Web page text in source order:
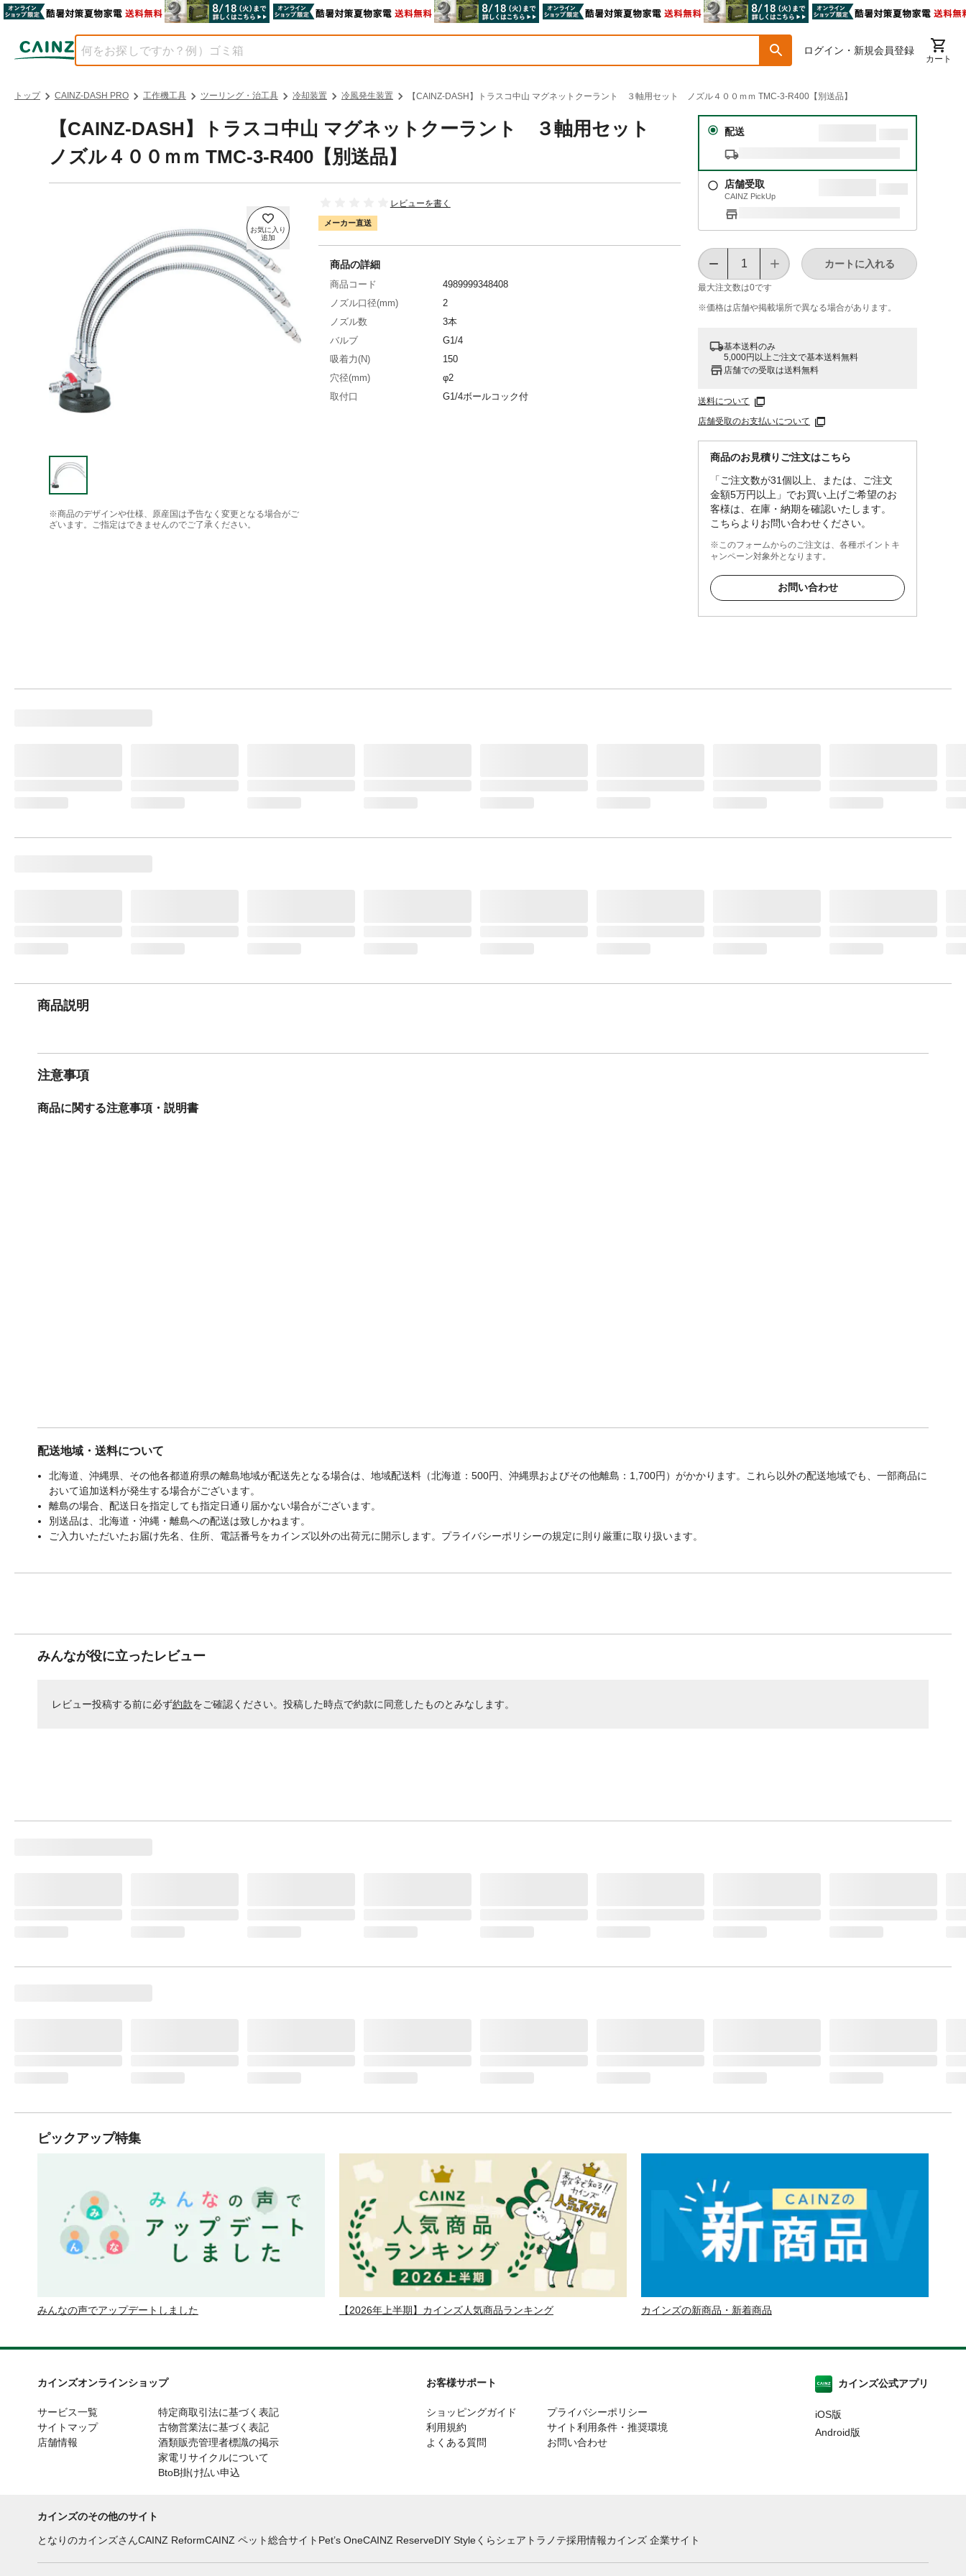
ログイン・新規会員登録
カート
トップ CAINZ-DASH PRO 工作機工具 ツーリング・治工具 冷却装置 冷風発生装置 【CAINZ-DASH】トラスコ中山 マグネットクーラント ３軸用セット ノズル４００ｍｍ TMC-3-R400【別送品】
【CAINZ-DASH】トラスコ中山 マグネットクーラント ３軸用セット
ノズル４００ｍｍ TMC-3-R400【別送品】
※商品のデザインや仕様、原産国は予告なく変更となる場合がご
ざいます。ご指定はできませんのでご了承ください。
レビューを書く
メーカー直送
配送
店舗受取
CAINZ PickUp
最大注文数は0です
カートに入れる
※価格は​店舗や​掲載場所で​異なる​場合が​あります。
基本送料のみ
5,000円以上ご注文で基本送料無料
店舗での受取は送料無料
送料について
店舗受取のお支払いについて
商品のお見積りご注文はこちら
「ご注文数が31個以上、または、ご注文
金額5万円以上」でお買い上げご希望のお
客様は、在庫・納期を確認いたします。
こちらよりお問い合わせください。
※このフォームからのご注文は、各種ポイントキ
ャンペーン対象外となります。
お問い合わせ
商品の詳細
商品コード
4989999348408
ノズル口径(mm)
2
ノズル数
3本
バルブ
G1/4
吸着力(N)
150
穴径(mm)
φ2
取付口
G1/4ボールコック付
商品説明
注意事項
商品に関する注意事項・説明書
配送地域・送料について
北海道、沖縄県、その他各都道府県の離島地域が配送先となる場合は、地域配送料（北海道：500円、沖縄県およびその他離島：1,700円）がかかります。これら以外の配送地域でも、一部商品に
おいて追加送料が発生する場合がございます。
離島の場合、配送日を指定しても指定日通り届かない場合がございます。
別送品は、北海道・沖縄・離島への配送は致しかねます。
ご入力いただいたお届け先名、住所、電話番号をカインズ以外の出荷元に開示します。プライバシーポリシーの規定に則り厳重に取り扱います。
みんなが役に立ったレビュー
レビュー投稿する前に必ず約款をご確認ください。投稿した時点で約款に同意したものとみなします。
ピックアップ特集
みんなの声でアップデートしました 【2026年上半期】カインズ人気商品ランキング カインズの新商品・新着商品
カインズオンラインショップ
サービス一覧
サイトマップ
店舗情報
特定商取引法に基づく表記
古物営業法に基づく表記
酒類販売管理者標識の掲示
家電リサイクルについて
BtoB掛け払い申込
お客様サポート
ショッピングガイド
利用規約
よくある質問
プライバシーポリシー
サイト利用条件・推奨環境
お問い合わせ
カインズ公式アプリ
iOS版
Android版
カインズのその他のサイト
となりのカインズさんCAINZ ReformCAINZ ペット総合サイト Pet’s OneCAINZ ReserveDIY Styleくらシェア トラノテ採用情報カインズ 企業サイト